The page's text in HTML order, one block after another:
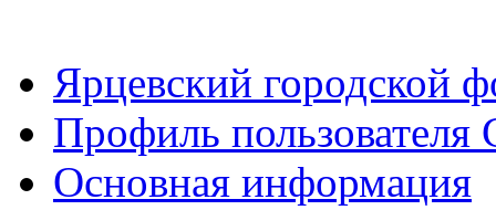
Ярцевский городской
Профиль пользователя
Основная информация